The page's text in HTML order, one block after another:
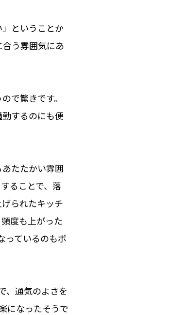
ということか
う雰囲気にあ
で驚きです。
するのにも便
たたかい雰囲
ることで、落
られたキッチ
度も上がった
っているのもポ
、通気のよさを
になったそうで